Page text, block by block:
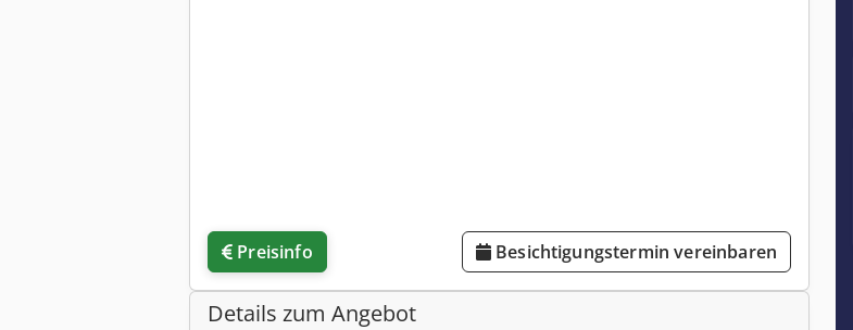
Preisinfo Besichtigungstermin vereinbaren
Details zum Angebot